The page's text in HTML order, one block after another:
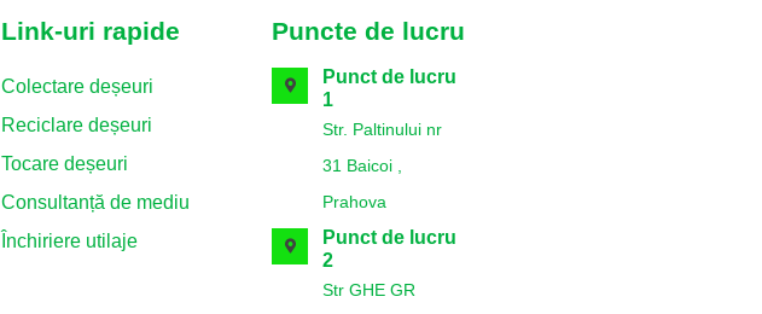
Link-uri rapide
Colectare deșeuri
Reciclare deșeuri
Tocare deșeuri
Consultanță de mediu
Închiriere utilaje
Puncte de lucru
Punct de lucru
1
Str. Paltinului nr
31 Baicoi ,
Prahova
Punct de lucru
2
Str GHE GR